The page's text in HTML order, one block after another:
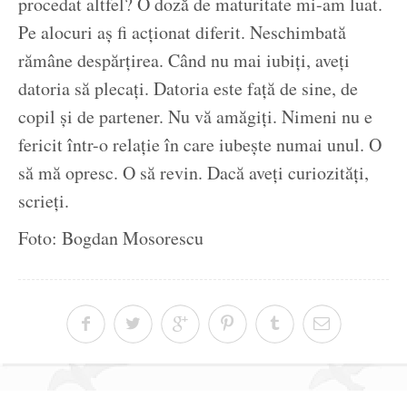
Pe alocuri aș fi acționat diferit. Neschimbată
rămâne despărțirea. Când nu mai iubiți, aveți
datoria să plecați. Datoria este față de sine, de
copil și de partener. Nu vă amăgiți. Nimeni nu e
fericit într-o relație în care iubește numai unul. O
să mă opresc. O să revin. Dacă aveți curiozități,
scrieți.
Foto: Bogdan Mosorescu